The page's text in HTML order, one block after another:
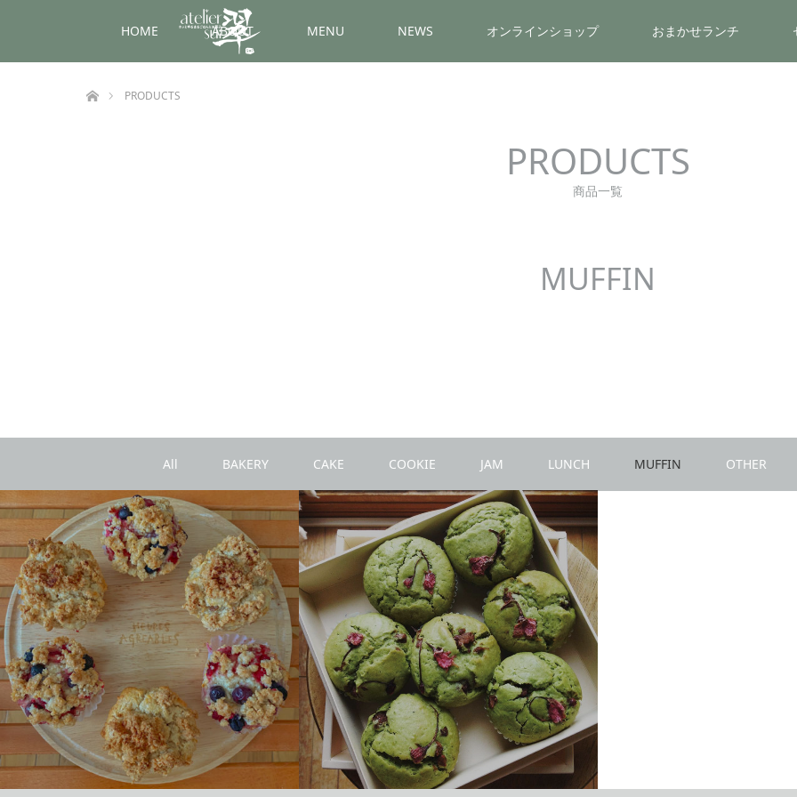
HOME ABOUT MENU NEWS オンラインショップ おまかせランチ
PRODUCTS
PRODUCTS
商品一覧
MUFFIN
All BAKERY CAKE COOKIE JAM LUNCH MUFFIN OTHER